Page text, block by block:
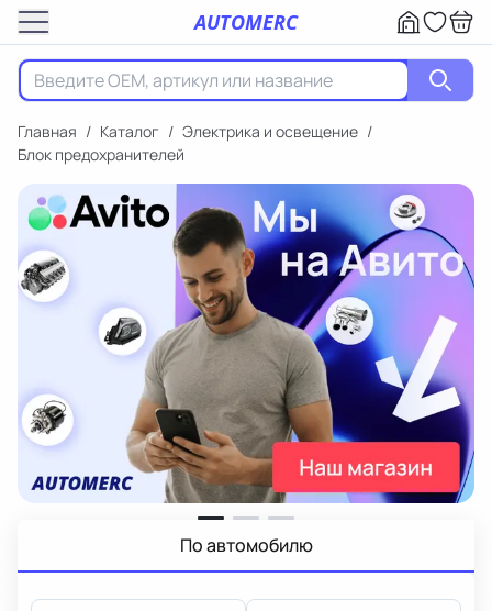
AUTOMERC
Главная / Каталог / Электрика и освещение /
Блок предохранителей
По автомобилю